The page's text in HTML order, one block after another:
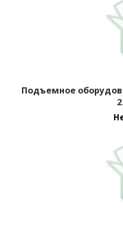
Подъемное